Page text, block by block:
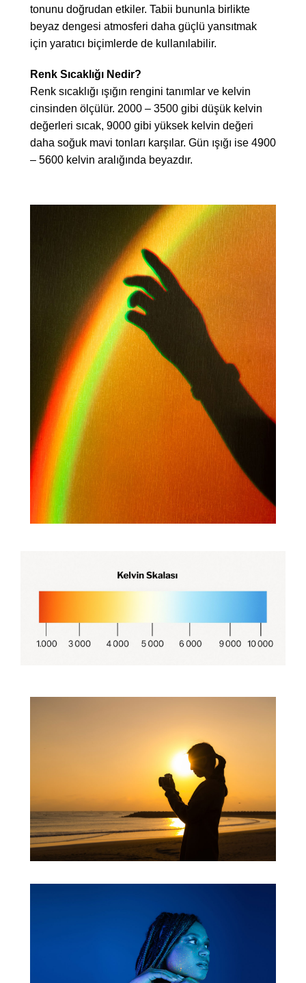
tonunu doğrudan etkiler. Tabii bununla birlikte
beyaz dengesi atmosferi daha güçlü yansıtmak
için yaratıcı biçimlerde de kullanılabilir.
Renk Sıcaklığı Nedir?
Renk sıcaklığı ışığın rengini tanımlar ve kelvin
cinsinden ölçülür. 2000 – 3500 gibi düşük kelvin
değerleri sıcak, 9000 gibi yüksek kelvin değeri
daha soğuk mavi tonları karşılar. Gün ışığı ise 4900
– 5600 kelvin aralığında beyazdır.